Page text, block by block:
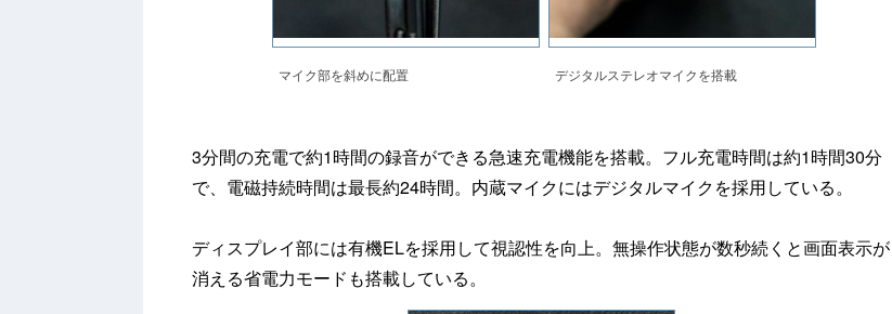
マイク部を斜めに配置 デジタルステレオマイクを搭載
3分間の充電で約1時間の録音ができる急速充電機能を搭載。フル充電時間は約1時間30分
で、電磁持続時間は最長約24時間。内蔵マイクにはデジタルマイクを採用している。
ディスプレイ部には有機ELを採用して視認性を向上。無操作状態が数秒続くと画面表示が
消える省電力モードも搭載している。